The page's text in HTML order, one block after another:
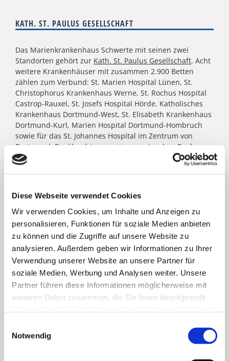
Diese Webseite verwendet Cookies
Wir verwenden Cookies, um Inhalte und Anzeigen zu
personalisieren, Funktionen für soziale Medien anbieten
zu können und die Zugriffe auf unsere Website zu
analysieren. Außerdem geben wir Informationen zu Ihrer
Verwendung unserer Website an unsere Partner für
soziale Medien, Werbung und Analysen weiter. Unsere
Partner führen diese Informationen möglicherweise mit
weiteren Daten zusammen, die Sie ihnen bereitgestellt
Notwendig
KATH. ST. PAULUS GESELLSCHAFT
Das Marienkrankenhaus Schwerte mit seinen zwei
Standorten gehört zur Kath. St. Paulus Gesellschaft. Acht
weitere Krankenhäuser mit zusammen 2.900 Betten
zählen zum Verbund: St. Marien Hospital Lünen, St.
Christophorus Krankenhaus Werne, St. Rochus Hospital
Castrop-Rauxel, St. Josefs Hospital Hörde, Katholisches
Krankenhaus Dortmund-West, St. Elisabeth Krankenhaus
Dortmund-Kurl, Marien Hospital Dortmund-Hombruch
sowie für das St. Johannes Hospital im Zentrum von
Dortmund. Darüber hinaus agieren unter dem Paulus-
Dach Altenheime und eine Jugendhilfe-Einrichtung. Die
Kath. St. Paulus Gesellschaft zählt zu den größten
anvertrauten Patient:innen, Bewohner:innen, Kinder und
Jugendlichen.
FACHBEREICHE
Klinik für Allgemein-, Viszeral- und minimal-
invasive Chirurgie
Klinik für Innere Medizin Goethestraße